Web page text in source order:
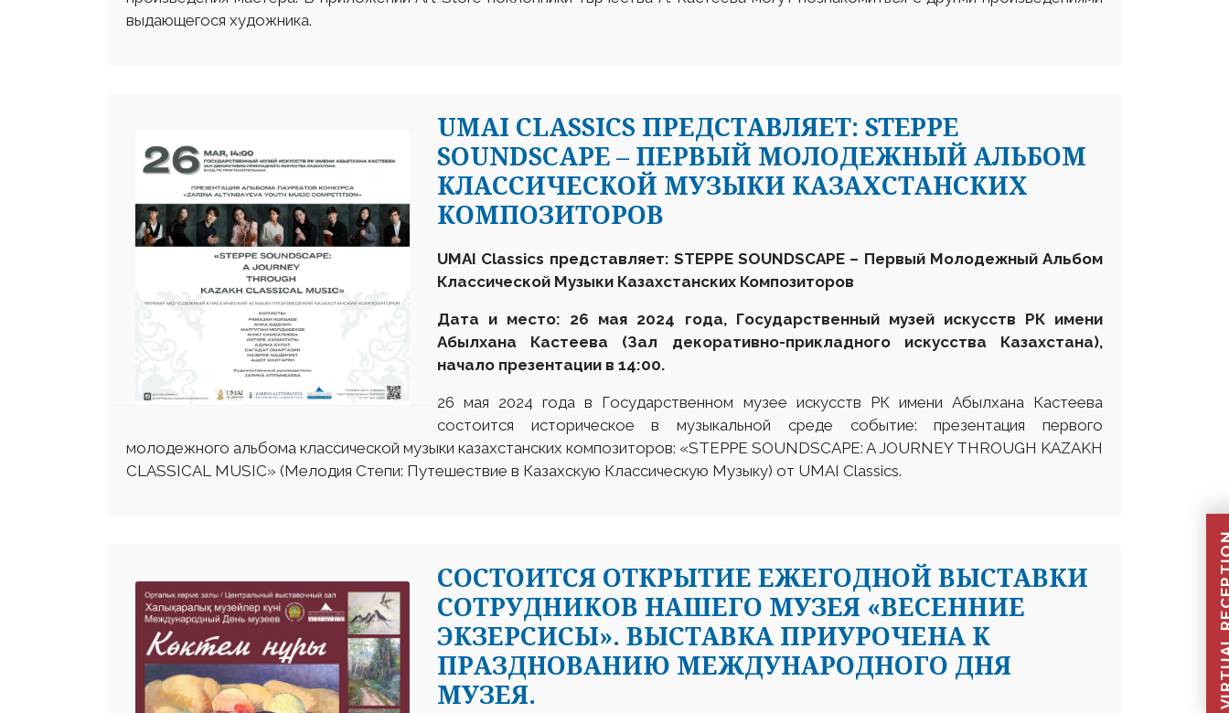
выдающегося художника.
UMAI CLASSICS ПРЕДСТАВЛЯЕТ: STEPPE
SOUNDSCAPE – ПЕРВЫЙ МОЛОДЕЖНЫЙ АЛЬБОМ
КЛАССИЧЕСКОЙ МУЗЫКИ КАЗАХСТАНСКИХ
КОМПОЗИТОРОВ
UMAI Classics представляет: STEPPE SOUNDSCAPE – Первый Молодежный Альбом
Классической Музыки Казахстанских Композиторов
Дата и место: 26 мая 2024 года, Государственный музей искусств РК имени
Абылхана Кастеева (Зал декоративно-прикладного искусства Казахстана),
начало презентации в 14:00.
26 мая 2024 года в Государственном музее искусств РК имени Абылхана Кастеева
состоится историческое в музыкальной среде событие: презентация первого
молодежного альбома классической музыки казахстанских композиторов: «STEPPE SOUNDSCAPE: A JOURNEY THROUGH KAZAKH
CLASSICAL MUSIC» (Мелодия Степи: Путешествие в Казахскую Классическую Музыку) от UMAI Classics.
СОСТОИТСЯ ОТКРЫТИЕ ЕЖЕГОДНОЙ ВЫСТАВКИ
СОТРУДНИКОВ НАШЕГО МУЗЕЯ «ВЕСЕННИЕ
ЭКЗЕРСИСЫ». ВЫСТАВКА ПРИУРОЧЕНА К
ПРАЗДНОВАНИЮ МЕЖДУНАРОДНОГО ДНЯ
МУЗЕЯ.